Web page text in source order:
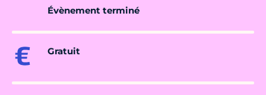
Évènement terminé
Gratuit